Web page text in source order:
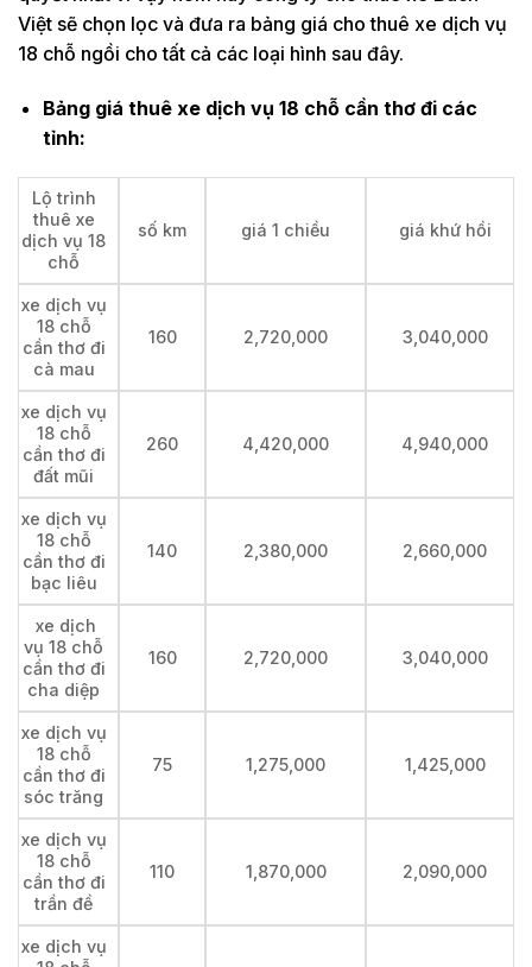
Việt sẽ chọn lọc và đưa ra bảng giá cho thuê xe dịch vụ
18 chỗ ngồi cho tất cả các loại hình sau đây.
Bảng giá thuê xe dịch vụ 18 chỗ cần thơ đi các
tỉnh:
Lộ trình
thuê xe
dịch vụ 18
chỗ
số km giá 1 chiều giá khứ hồi
xe dịch vụ
18 chỗ
cần thơ đi
cà mau
160 2,720,000 3,040,000
xe dịch vụ
18 chỗ
cần thơ đi
đất mũi
260 4,420,000 4,940,000
xe dịch vụ
18 chỗ
cần thơ đi
bạc liêu
140 2,380,000 2,660,000
xe dịch
vụ 18 chỗ
cần thơ đi
cha diệp
160 2,720,000 3,040,000
xe dịch vụ
18 chỗ
cần thơ đi
sóc trăng
75 1,275,000 1,425,000
xe dịch vụ
18 chỗ
cần thơ đi
trần đề
110 1,870,000 2,090,000
xe dịch vụ